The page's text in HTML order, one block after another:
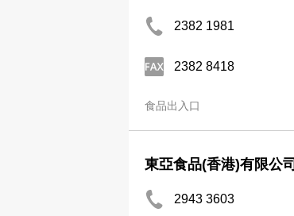
2382 1981
2382 8418
食品出入口
東亞食品(香港)有限公司
2943 3603